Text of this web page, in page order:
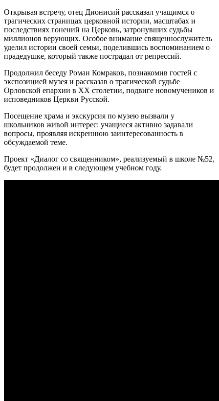
Открывая встречу, отец Дионисий рассказал учащимся о
трагических страницах церковной истории, масштабах и
последствиях гонений на Церковь, затронувших судьбы
миллионов верующих. Особое внимание священнослужитель
уделил истории своей семьи, поделившись воспоминанием о
прадедушке, который также пострадал от репрессий.
Продолжил беседу Роман Комраков, познакомив гостей с
экспозицией музея и рассказав о трагической судьбе
Орловской епархии в XX столетии, подвиге новомучеников и
исповедников Церкви Русской.
Посещение храма и экскурсия по музею вызвали у
школьников живой интерес: учащиеся активно задавали
вопросы, проявляя искреннюю заинтересованность в
обсуждаемой теме.
Проект «Диалог со священником», реализуемый в школе №52,
будет продолжен и в следующем учебном году.